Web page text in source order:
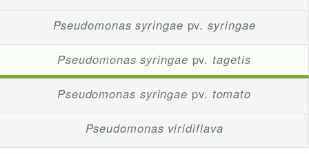
Pseudomonas syringae pv. syringae
Pseudomonas syringae pv. tagetis
Pseudomonas syringae pv. tomato
Pseudomonas viridiflava